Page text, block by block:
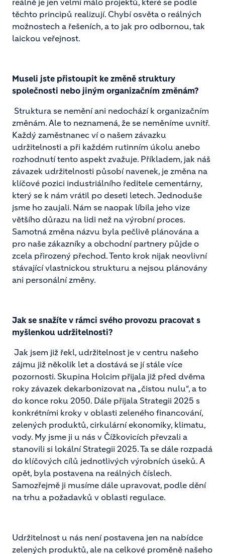
reálně je jen velmi málo projektů, které se podle
těchto principů realizují. Chybí osvěta o reálných
možnostech a řešeních, a to jak pro odbornou, tak
laickou veřejnost.
Museli jste přistoupit ke změně struktury
společnosti nebo jiným organizačním změnám?
Struktura se nemění ani nedochází k organizačním
změnám. Ale to neznamená, že se neměníme uvnitř.
Každý zaměstnanec ví o našem závazku
udržitelnosti a při každém rutinním úkolu anebo
rozhodnutí tento aspekt zvažuje. Příkladem, jak náš
závazek udržitelnosti působí navenek, je změna na
klíčové pozici industriálního ředitele cementárny,
který se k nám vrátil po deseti letech. Jednoduše
jsme ho zaujali. Nám se naopak líbila jeho vize
většího důrazu na lidi než na výrobní proces.
Samotná změna názvu byla pečlivě plánována a
pro naše zákazníky a obchodní partnery půjde o
zcela přirozený přechod. Tento krok nijak neovlivní
stávající vlastnickou strukturu a nejsou plánovány
ani personální změny.
Jak se snažíte v rámci svého provozu pracovat s
myšlenkou udržitelnosti?
Jak jsem již řekl, udržitelnost je v centru našeho
zájmu již několik let a dostává se jí stále více
pozornosti. Skupina Holcim přijala již před dvěma
roky závazek dekarbonizovat na „čistou nulu“, a to
do konce roku 2050. Dále přijala Strategii 2025 s
konkrétními kroky v oblasti zeleného financování,
zelených produktů, cirkulární ekonomiky, klimatu,
vody. My jsme ji u nás v Čížkovicích převzali a
stanovili si lokální Strategii 2025. Ta se dále rozpadá
do klíčových cílů jednotlivých výrobních úseků. A
opět, byla postavena na reálných číslech.
Samozřejmě ji musíme dále upravovat, podle dění
na trhu a požadavků v oblasti regulace.
Udržitelnost u nás není postavena jen na nabídce
zelených produktů, ale na celkové proměně našeho